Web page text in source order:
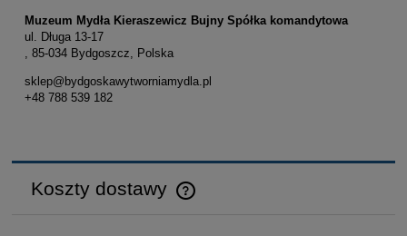
Muzeum Mydła Kieraszewicz Bujny Spółka komandytowa
ul. Długa 13-17
, 85-034 Bydgoszcz, Polska
sklep@bydgoskawytworniamydla.pl
+48 788 539 182
Koszty dostawy
Cena nie zawiera ewentualnych kosztów płatności